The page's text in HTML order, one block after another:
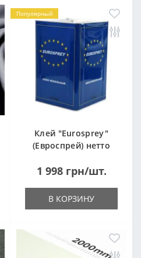
Популярный
Клей "Eurosprey"
(Евроспрей) нетто
1 998 грн/шт.
В КОРЗИНУ